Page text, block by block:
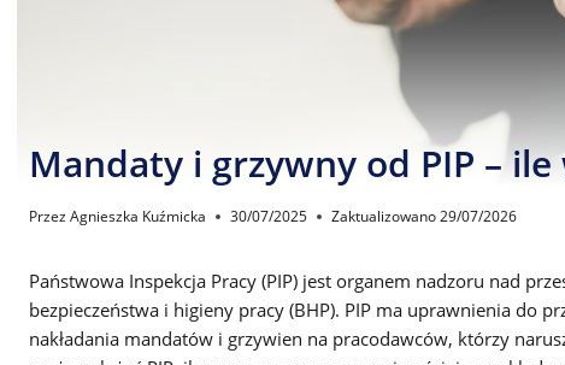
Mandaty i grzywny od PIP – ile
PrzezAgnieszka Kuźmicka 30/07/2025 Zaktualizowano29/07/2026
Państwowa Inspekcja Pracy (PIP) jest organem nadzoru nad
bezpieczeństwa i higieny pracy (BHP). PIP ma uprawnienia do
nakładania mandatów i grzywien na pracodawców, którzy